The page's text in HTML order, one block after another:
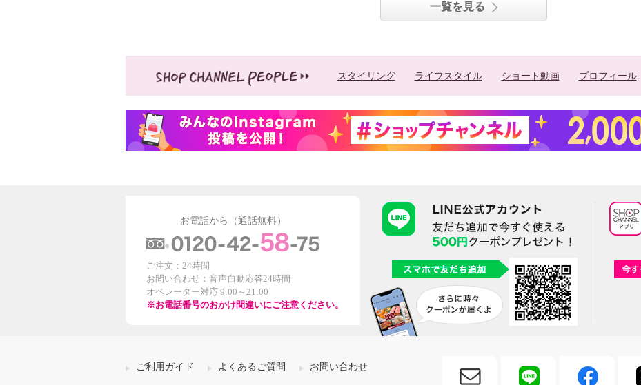
一覧を見る
スタイリング ライフスタイル ショート動画 プロフィール
お電話から（通話無料）
ご注文：24時間
お問い合わせ：音声自動応答24時間
オペレーター対応 9:00～21:00
※お電話番号のおかけ間違いにご注意ください。
ご利用ガイド よくあるご質問 お問い合わせ